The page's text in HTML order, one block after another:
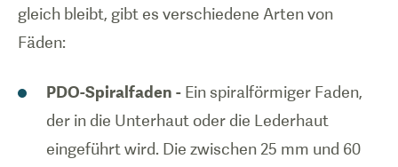
gleich bleibt, gibt es verschiedene Arten von
Fäden:
PDO-Spiralfaden - Ein spiralförmiger Faden,
der in die Unterhaut oder die Lederhaut
eingeführt wird. Die zwischen 25 mm und 60